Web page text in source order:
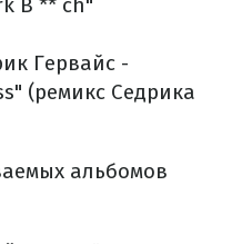
Гервайс -
(ремикс Седрика
альбомов